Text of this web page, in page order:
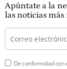
Apúntate a la
las noticias
De conformidad con